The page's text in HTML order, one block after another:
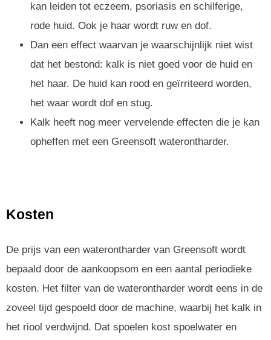
kan leiden tot eczeem, psoriasis en schilferige,
rode huid. Ook je haar wordt ruw en dof.
Dan een effect waarvan je waarschijnlijk niet wist
dat het bestond: kalk is niet goed voor de huid en
het haar. De huid kan rood en geïrriteerd worden,
het waar wordt dof en stug.
Kalk heeft nog meer vervelende effecten die je kan
opheffen met een Greensoft waterontharder.
Kosten
De prijs van een waterontharder van Greensoft wordt
bepaald door de aankoopsom en een aantal periodieke
kosten. Het filter van de waterontharder wordt eens in de
zoveel tijd gespoeld door de machine, waarbij het kalk in
het riool verdwijnd. Dat spoelen kost spoelwater en